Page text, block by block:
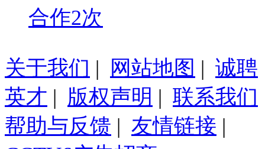
合作2次
关于我们 | 网站地图 | 诚聘
英才 | 版权声明 | 联系我们
帮助与反馈 | 友情链接 |